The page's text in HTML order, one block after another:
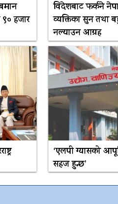
हजार
विदेशबाट फर्कने
व्यक्तिका सुन तथा
नल्याउन आग्रह
‘एलपी ग्यासको
सहज हुन्छ’